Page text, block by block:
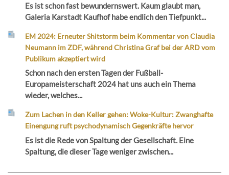
Es ist schon fast bewundernswert. Kaum glaubt man,
Galeria Karstadt Kaufhof habe endlich den Tiefpunkt...
EM 2024: Erneuter Shitstorm beim Kommentar von Claudia
Neumann im ZDF, während Christina Graf bei der ARD vom
Publikum akzeptiert wird
Schon nach den ersten Tagen der Fußball-
Europameisterschaft 2024 hat uns auch ein Thema
wieder, welches...
Zum Lachen in den Keller gehen: Woke-Kultur: Zwanghafte
Einengung ruft psychodynamisch Gegenkräfte hervor
Es ist die Rede von Spaltung der Gesellschaft. Eine
Spaltung, die dieser Tage weniger zwischen...